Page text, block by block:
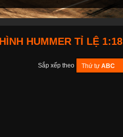
HUMMER TỈ LỆ 1:18
Sắp xếp theo Thứ tự ABC